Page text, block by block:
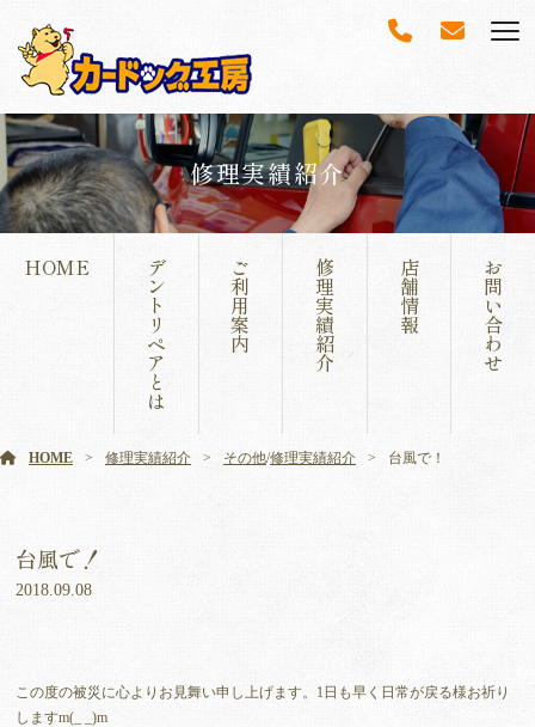
修理実績紹介
HOME デ
ン
ト
リ
ペ
ア
と
は
ご
利
用
案
内
修
理
実
績
紹
介
店
舗
情
報
お
問
い
合
わ
せ
HOME 修理実績紹介 その他/修理実績紹介 台風で！
台風で！
2018.09.08
この度の被災に心よりお見舞い申し上げます。1日も早く日常が戻る様お祈り
しますm(_ _)m